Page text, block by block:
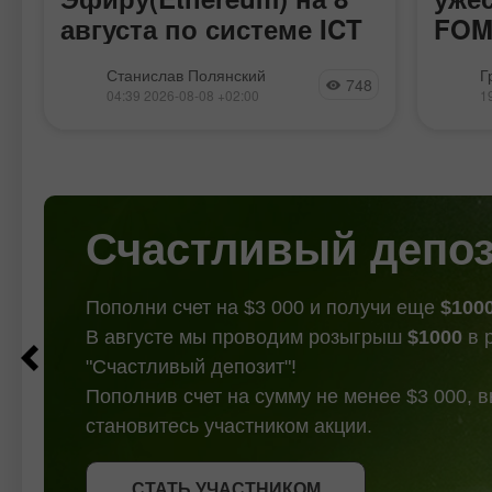
августа по системе ICT
Эфир продолжает второй виток
восходящей коррекции в рамках
изменился. На 4-часовом ТФ
сформировался флэт. Таким
Станислав Полянский
04:39 2026-08-08 +02:00 748
Пара
СТАТЬ УЧАСТНИКОМ
Счастливый
Пополни счет на $3 000 и получи еще
В августе мы проводим розыгрыш $1000 в
"Счастливый депозит"!
Пополнив счет на сумму не менее $3 000,
становитесь участником акции.
ПОЛУЧИТЬ БОНУС